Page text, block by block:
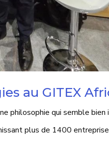
au GITEX
philosophie qui semble
plus de 1400